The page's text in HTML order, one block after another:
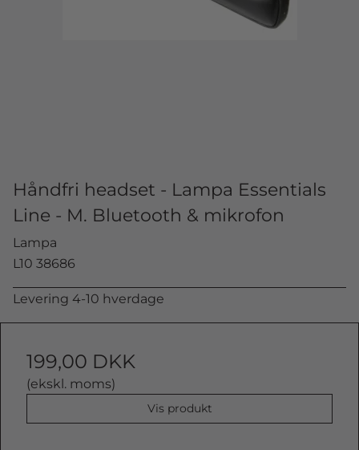
Håndfri headset - Lampa Essentials
Line - M. Bluetooth & mikrofon
Lampa
L10 38686
Levering 4-10 hverdage
199,00 DKK
(ekskl. moms)
Vis produkt